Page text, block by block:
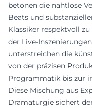
betonen die nahtlose
Beats und
Klassiker respektvoll
der Live-
unterstreichen die
von der präzisen
Programmatik bis zur
Diese Mischung aus
Dramaturgie sichert